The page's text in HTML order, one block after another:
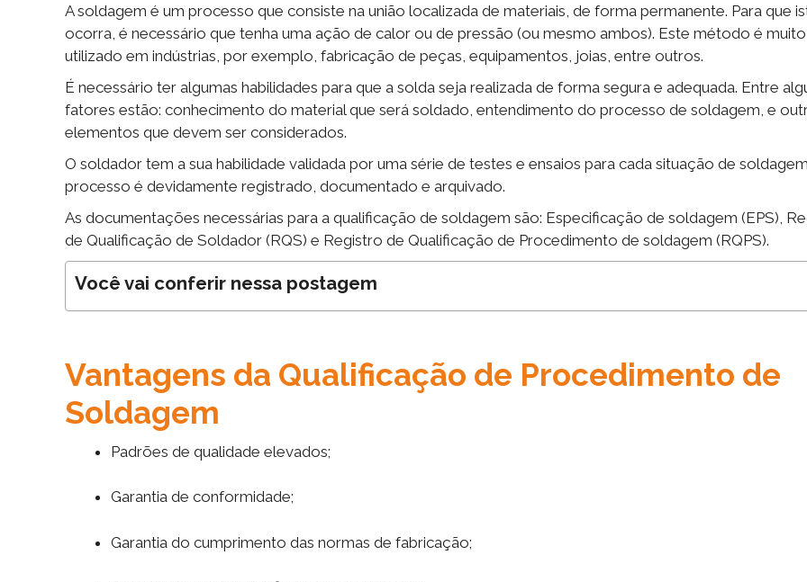
A soldagem é um processo que consiste na união localizada de materiais, de forma permanente. Para que
ocorra, é necessário que tenha uma ação de calor ou de pressão (ou mesmo ambos). Este método é muito
utilizado em indústrias, por exemplo, fabricação de peças, equipamentos, joias, entre outros.
É necessário ter algumas habilidades para que a solda seja realizada de forma segura e adequada. Entre
fatores estão: conhecimento do material que será soldado, entendimento do processo de soldagem, e
elementos que devem ser considerados.
O soldador tem a sua habilidade validada por uma série de testes e ensaios para cada situação de
processo é devidamente registrado, documentado e arquivado.
As documentações necessárias para a qualificação de soldagem são: Especificação de soldagem (EPS),
de Qualificação de Soldador (RQS) e Registro de Qualificação de Procedimento de soldagem (RQPS).
Você vai conferir nessa postagem
Vantagens da Qualificação de Procedimento de
Soldagem
Padrões de qualidade elevados;
Garantia de conformidade;
Garantia do cumprimento das normas de fabricação;